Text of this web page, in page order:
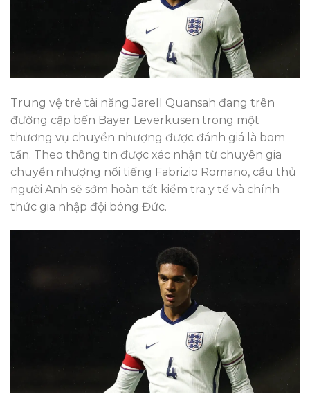
Trung vệ trẻ tài năng Jarell Quansah đang trên
đường cập bến Bayer Leverkusen trong một
thương vụ chuyển nhượng được đánh giá là bom
tấn. Theo thông tin được xác nhận từ chuyên gia
chuyển nhượng nổi tiếng Fabrizio Romano, cầu thủ
người Anh sẽ sớm hoàn tất kiểm tra y tế và chính
thức gia nhập đội bóng Đức.